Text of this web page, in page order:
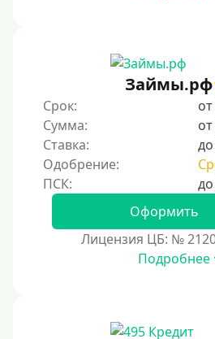
Займы.рф
Срок:
Сумма:
Ставка:
Одобрение:
Оформить
Лицензия ЦБ: №
Подробнее